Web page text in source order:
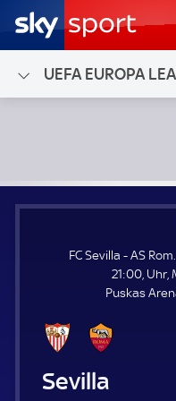
UEFA EUROPA
FC Sevilla - AS
21:00, Uhr,
Puskas
FC Sevilla